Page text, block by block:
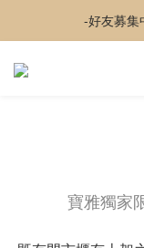
-好友募集
-好友募集
✦夏日神
-好友募
寶雅獨家